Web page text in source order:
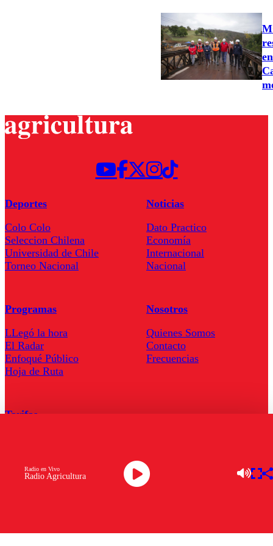
Radio Agricultura
Radio en Vivo
Deportes
Colo Colo
Seleccion Chilena
Universidad de Chile
Torneo Nacional
Noticias
Dato Practico
Economía
Internacional
Nacional
Programas
LLegó la hora
El Radar
Enfoqué Público
Hoja de Ruta
Nosotros
Quienes Somos
Contacto
Frecuencias
Tarifas
Descarga la APP